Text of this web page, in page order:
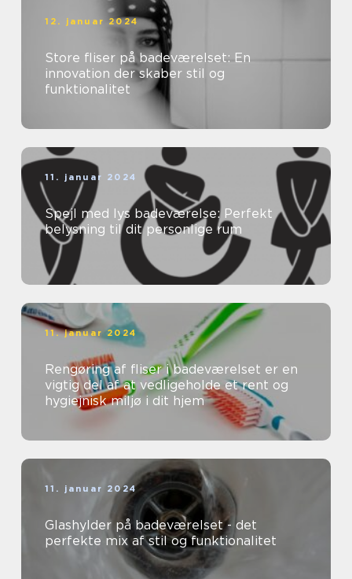
12. januar 2024
Store fliser på badeværelset: En
innovation der skaber stil og
funktionalitet
11. januar 2024
Spejl med lys badeværelse: Perfekt
belysning til dit personlige rum
11. januar 2024
Rengøring af fliser i badeværelset er en
vigtig del af at vedligeholde et rent og
hygiejnisk miljø i dit hjem
11. januar 2024
Glashylder på badeværelset - det
perfekte mix af stil og funktionalitet